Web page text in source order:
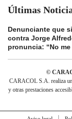
Últimas
Denunciante que
contra Jorge
pronuncia: “No
©
CARACOL S.A. realiza
y otras prestaciones